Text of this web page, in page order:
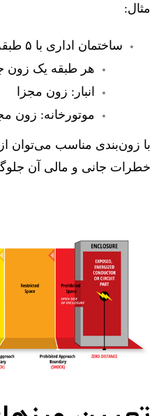
مثال:
ساختمان اداری با ۵ طبقه:
هر طبقه یک زون
انبار: زون مجزا
موتورخانه: زون
با زون‌بندی مناسب
خطرات جانی و مالی آن